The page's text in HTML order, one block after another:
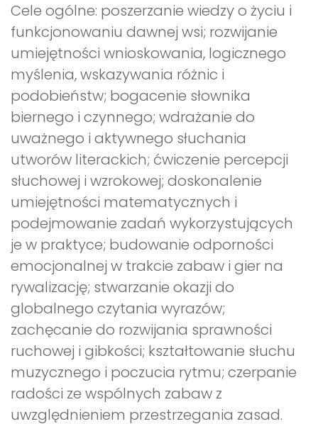
Cele ogólne: poszerzanie wiedzy o życiu i
funkcjonowaniu dawnej wsi; rozwijanie
umiejętności wnioskowania, logicznego
myślenia, wskazywania różnic i
podobieństw; bogacenie słownika
biernego i czynnego; wdrażanie do
uważnego i aktywnego słuchania
utworów literackich; ćwiczenie percepcji
słuchowej i wzrokowej; doskonalenie
umiejętności matematycznych i
podejmowanie zadań wykorzystujących
je w praktyce; budowanie odporności
emocjonalnej w trakcie zabaw i gier na
rywalizację; stwarzanie okazji do
globalnego czytania wyrazów;
zachęcanie do rozwijania sprawności
ruchowej i gibkości; kształtowanie słuchu
muzycznego i poczucia rytmu; czerpanie
radości ze wspólnych zabaw z
uwzględnieniem przestrzegania zasad.